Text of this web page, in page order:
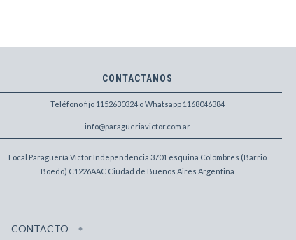
CONTACTANOS
Teléfono fijo 1152630324 o Whatsapp 1168046384
info@paragueriavictor.com.ar
Local Paraguería Víctor Independencia 3701 esquina Colombres (Barrio
Boedo) C1226AAC Ciudad de Buenos Aires Argentina
CONTACTO